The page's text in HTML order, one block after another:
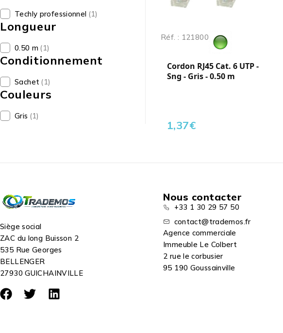
Techly professionnel (1)
Longueur
0.50 m (1)
Conditionnement
Sachet (1)
Couleurs
Gris (1)
Réf. : 121800
Cordon RJ45 Cat. 6 UTP -
Sng - Gris - 0.50 m
1,37€
Siège social
ZAC du long Buisson 2
535 Rue Georges
BELLENGER
27930 GUICHAINVILLE
Nous contacter
+33 1 30 29 57 50
contact@trademos.fr
Agence commerciale
Immeuble Le Colbert
2 rue le corbusier
95 190 Goussainville